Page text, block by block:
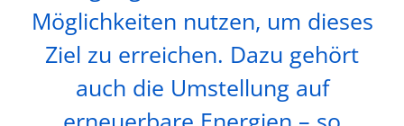
Möglichkeiten nutzen, um dieses
Ziel zu erreichen. Dazu gehört
auch die Umstellung auf